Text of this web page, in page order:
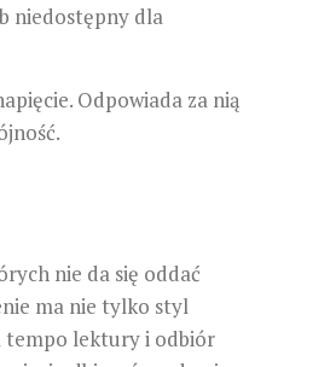
niedostępny dla
Odpowiada za nią
nie da się oddać
ma nie tylko styl
tempo lektury i odbiór